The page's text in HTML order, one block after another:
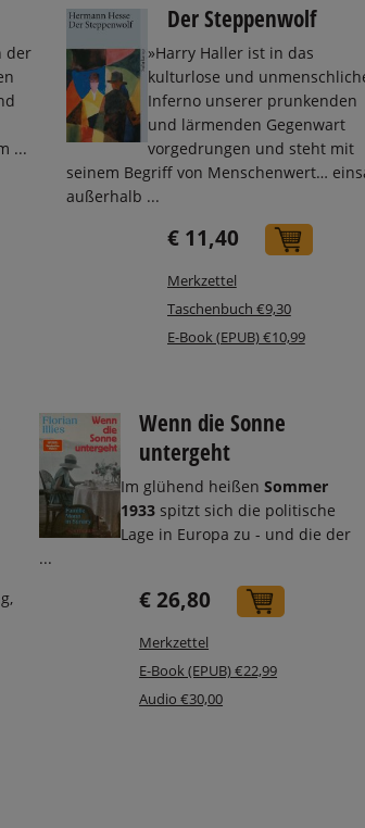
der
...
Warenkorb
Der Steppenwolf
»Harry Haller ist in das
kulturlose und
Inferno unserer prunkenden
und lärmenden Gegenwart
vorgedrungen und steht mit
seinem Begriff von Menschenwert…
außerhalb ...
€ 11,40
Merkzettel
Taschenbuch €9,30
E-Book (EPUB) €10,99
Wenn die Sonne
untergeht
Im glühend heißen Sommer
1933spitzt sich die politische
Lage in Europa zu - und die der
...
€ 26,80
Merkzettel
E-Book (EPUB) €22,99
Audio €30,00